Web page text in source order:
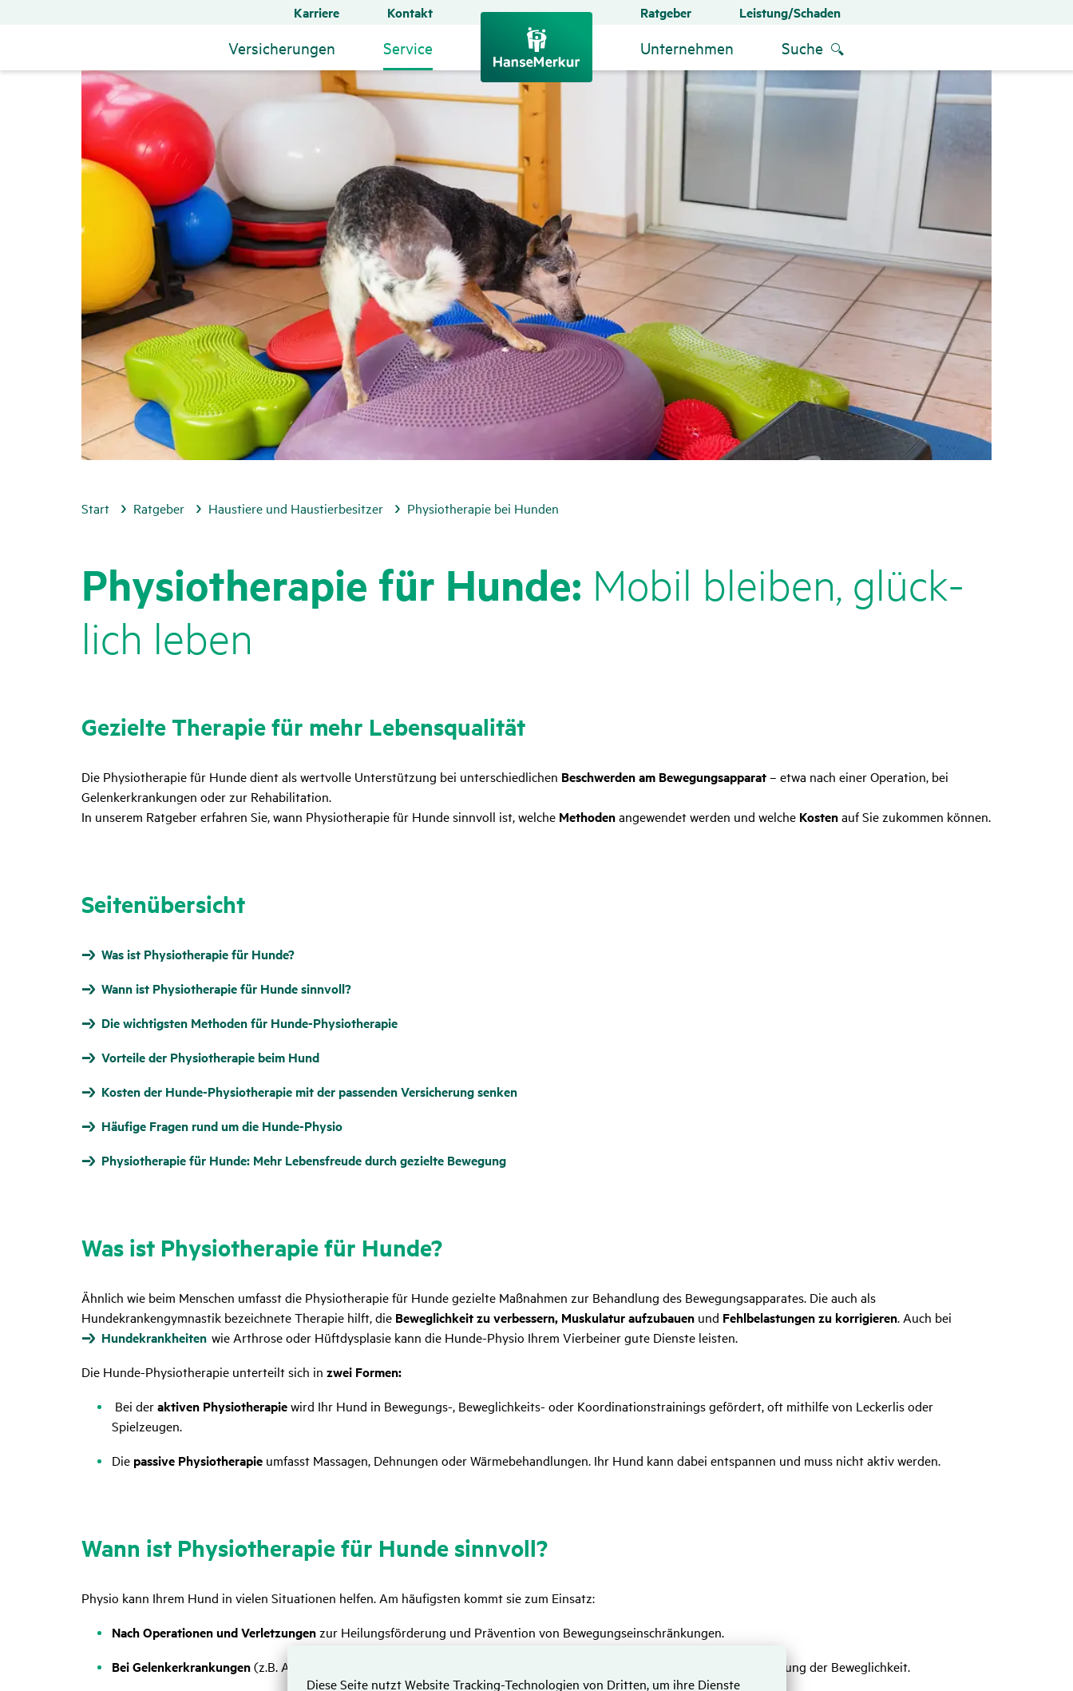
Karriere Kontakt Ratgeber Leistung/Schaden
Versicherungen Service Unternehmen Suche
Start Ratgeber Haustiere und Haustierbesitzer Physiotherapie bei Hunden
Physio­the­rapie für Hunde: Mobil bleiben, glück­
lich leben
Gezielte Therapie für mehr Lebens­qua­lität
Die Physiotherapie für Hunde dient als wertvolle Unterstützung bei unterschiedlichen Beschwerden am Bewegungsapparat– etwa nach einer Operation, bei
Gelenkerkrankungen oder zur Rehabilitation.
In unserem Ratgeber erfahren Sie, wann Physiotherapie für Hunde sinnvoll ist, welche Methodenangewendet werden und welche Kostenauf Sie zukommen können.
Seitenübersicht
Was ist Physiotherapie für Hunde?
Wann ist Physiotherapie für Hunde sinnvoll?
Die wichtigsten Methoden für Hunde-Physiotherapie
Vorteile der Physiotherapie beim Hund
Kosten der Hunde-Physiotherapie mit der passenden Versicherung senken
Häufige Fragen rund um die Hunde-Physio
Physiotherapie für Hunde: Mehr Lebensfreude durch gezielte Bewegung
Was ist Physio­the­rapie für Hunde?
Ähnlich wie beim Menschen umfasst die Physiotherapie für Hunde gezielte Maßnahmen zur Behandlung des Bewegungsapparates. Die auch als
Hundekrankengymnastik bezeichnete Therapie hilft, die Beweglichkeit zu verbessern, Muskulatur aufzubauen und Fehlbelastungen zu korrigieren. Auch bei
Hundekrankheiten wie Arthrose oder Hüftdysplasie kann die Hunde-Physio Ihrem Vierbeiner gute Dienste leisten.
Die Hunde-Physiotherapie unterteilt sich in zwei Formen:
Bei deraktiven Physiotherapiewird Ihr Hund in Bewegungs-, Beweglichkeits- oder Koordinationstrainings gefördert, oft mithilfe von Leckerlis oder
Spielzeugen.
Die passive Physiotherapie umfasst Massagen, Dehnungen oder Wärmebehandlungen. Ihr Hund kann dabei entspannen und muss nicht aktiv werden.
Wann ist Physio­the­rapie für Hunde sinn­voll?
Physio kann Ihrem Hund in vielen Situationen helfen. Am häufigsten kommt sie zum Einsatz:
Nach Operationen und Verletzungenzur Heilungsförderung und Prävention von Bewegungseinschränkungen.
Bei Gelenkerkrankungen(z.B. Arthrose, Bandscheibenvorfällen oder Hüftdysplasie) zur Schmerzlinderung und Verbesserung der Beweglichkeit.